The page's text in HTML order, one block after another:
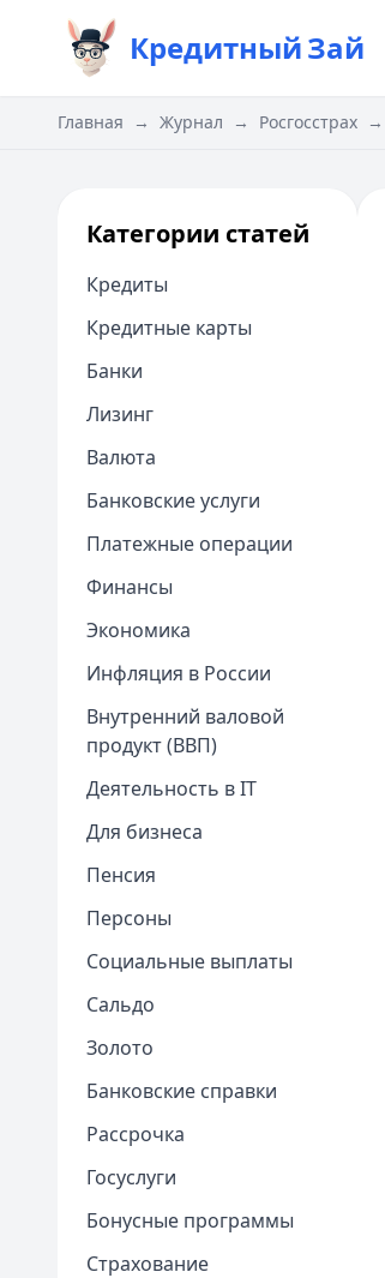
КредитныйЗай
Главная → Журнал → Росгосстрах →
Категории статей
Кредиты
Кредитные карты
Банки
Лизинг
Валюта
Банковские услуги
Платежные операции
Финансы
Экономика
Инфляция в России
Внутренний валовой
продукт (ВВП)
Деятельность в IT
Для бизнеса
Пенсия
Персоны
Социальные выплаты
Сальдо
Золото
Банковские справки
Рассрочка
Госуслуги
Бонусные программы
Страхование